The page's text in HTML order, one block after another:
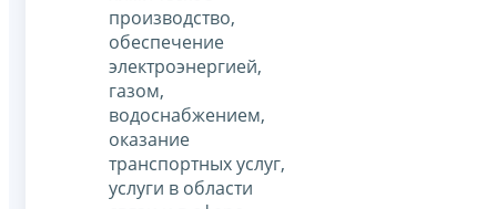
производство,
обеспечение
электроэнергией,
газом,
водоснабжением,
оказание
транспортных услуг,
услуги в области